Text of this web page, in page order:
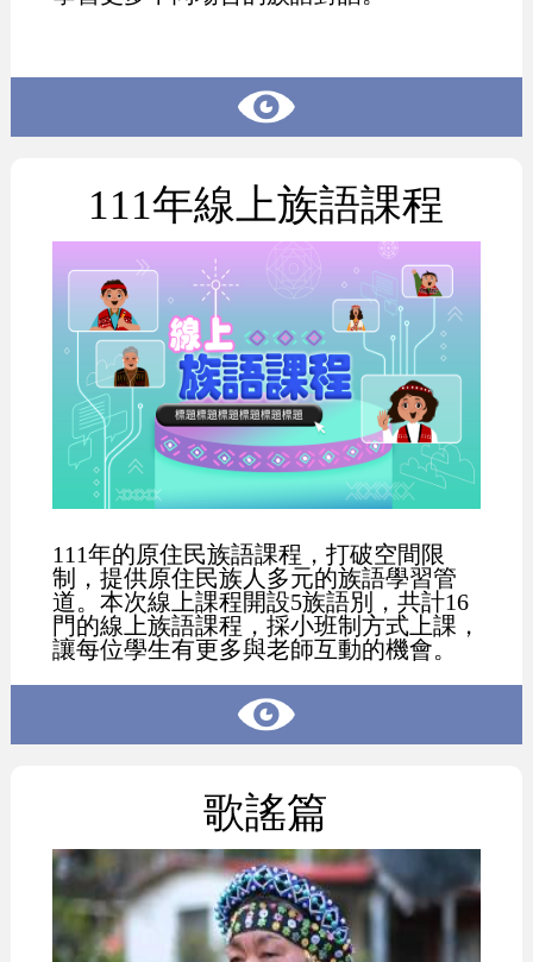
111年線上族語課程
111年的原住民族語課程，打破空間限
制，提供原住民族人多元的族語學習管
道。本次線上課程開設5族語別，共計16
門的線上族語課程，採小班制方式上課，
讓每位學生有更多與老師互動的機會。
歌謠篇